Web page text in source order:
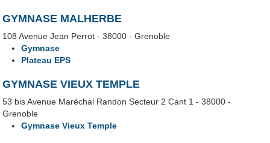
GYMNASE MALHERBE
108 Avenue Jean Perrot - 38000 - Grenoble
Gymnase
Plateau EPS
GYMNASE VIEUX TEMPLE
53 bis Avenue Maréchal Randon Secteur 2 Cant 1 - 38000 -
Grenoble
Gymnase Vieux Temple